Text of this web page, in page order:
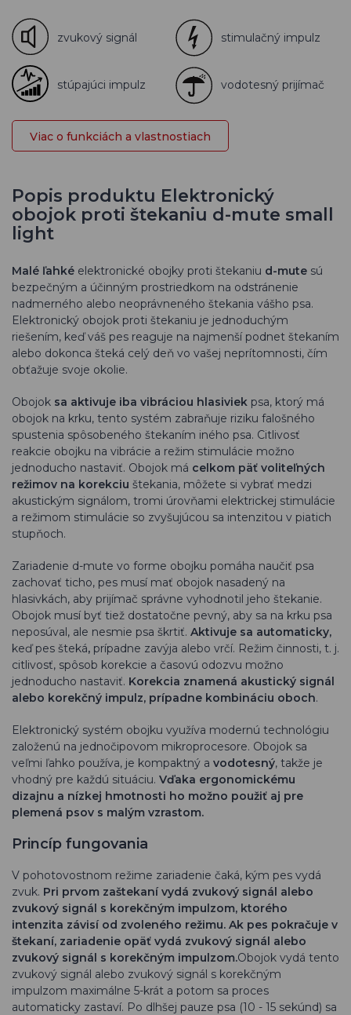
zvukový signál stimulačný impulz
stúpajúci impulz vodotesný prijímač
Viac o funkciách a vlastnostiach
Popis produktu Elektronický
obojok proti štekaniu d-mute small
light
Malé ľahké elektronické obojky proti štekaniu d-mute sú
bezpečným a účinným prostriedkom na odstránenie
nadmerného alebo neoprávneného štekania vášho psa.
Elektronický obojok proti štekaniu je jednoduchým
riešením, keď váš pes reaguje na najmenší podnet štekaním
alebo dokonca šteká celý deň vo vašej neprítomnosti, čím
obťažuje svoje okolie.
Obojok sa aktivuje iba vibráciou hlasiviek psa, ktorý má
obojok na krku, tento systém zabraňuje riziku falošného
spustenia spôsobeného štekaním iného psa. Citlivosť
reakcie obojku na vibrácie a režim stimulácie možno
jednoducho nastaviť. Obojok má celkom päť voliteľných
režimov na korekciu štekania, môžete si vybrať medzi
akustickým signálom, tromi úrovňami elektrickej stimulácie
a režimom stimulácie so zvyšujúcou sa intenzitou v piatich
stupňoch.
Zariadenie d-mute vo forme obojku pomáha naučiť psa
zachovať ticho, pes musí mať obojok nasadený na
hlasivkách, aby prijímač správne vyhodnotil jeho štekanie.
Obojok musí byť tiež dostatočne pevný, aby sa na krku psa
neposúval, ale nesmie psa škrtiť. Aktivuje sa automaticky,
keď pes šteká, prípadne zavýja alebo vrčí. Režim činnosti, t. j.
citlivosť, spôsob korekcie a časovú odozvu možno
jednoducho nastaviť. Korekcia znamená akustický signál
alebo korekčný impulz, prípadne kombináciu oboch.
Elektronický systém obojku využíva modernú technológiu
založenú na jednočipovom mikroprocesore. Obojok sa
veľmi ľahko používa, je kompaktný a vodotesný, takže je
vhodný pre každú situáciu. Vďaka ergonomickému
dizajnu a nízkej hmotnosti ho možno použiť aj pre
plemená psov s malým vzrastom.
Princíp fungovania
V pohotovostnom režime zariadenie čaká, kým pes vydá
zvuk. Pri prvom zaštekaní vydá zvukový signál alebo
zvukový signál s korekčným impulzom, ktorého
intenzita závisí od zvoleného režimu. Ak pes pokračuje v
štekaní, zariadenie opäť vydá zvukový signál alebo
zvukový signál s korekčným impulzom.Obojok vydá tento
zvukový signál alebo zvukový signál s korekčným
impulzom maximálne 5-krát a potom sa proces
automaticky zastaví. Po dlhšej pauze psa (10 - 15 sekúnd) sa